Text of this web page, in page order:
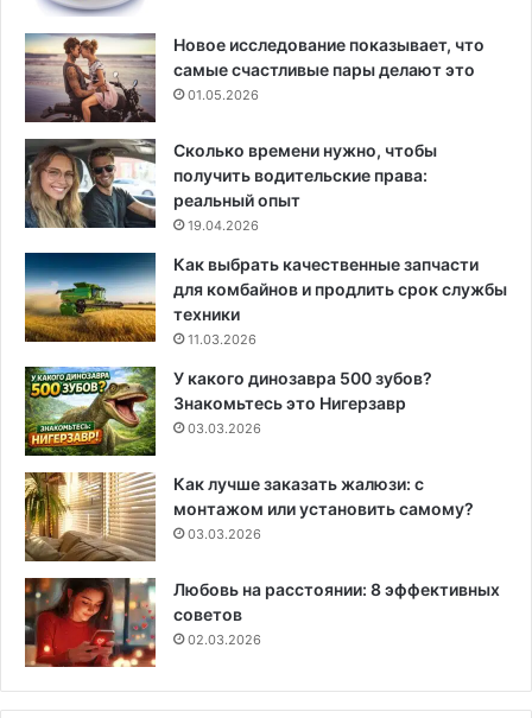
Новое исследование показывает, что
самые счастливые пары делают это
01.05.2026
Сколько времени нужно, чтобы
получить водительские права:
реальный опыт
19.04.2026
Как выбрать качественные запчасти
для комбайнов и продлить срок службы
техники
11.03.2026
У какого динозавра 500 зубов?
Знакомьтесь это Нигерзавр
03.03.2026
Как лучше заказать жалюзи: с
монтажом или установить самому?
03.03.2026
Любовь на расстоянии: 8 эффективных
советов
02.03.2026